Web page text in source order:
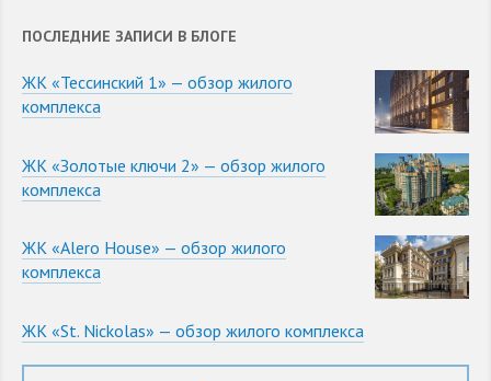
ПОСЛЕДНИЕ ЗАПИСИ В БЛОГЕ
ЖК «Тессинский 1» — обзор жилого
комплекса
ЖК «Золотые ключи 2» — обзор жилого
комплекса
ЖК «Alero House» — обзор жилого
комплекса
ЖК «St. Nickolas» — обзор жилого комплекса